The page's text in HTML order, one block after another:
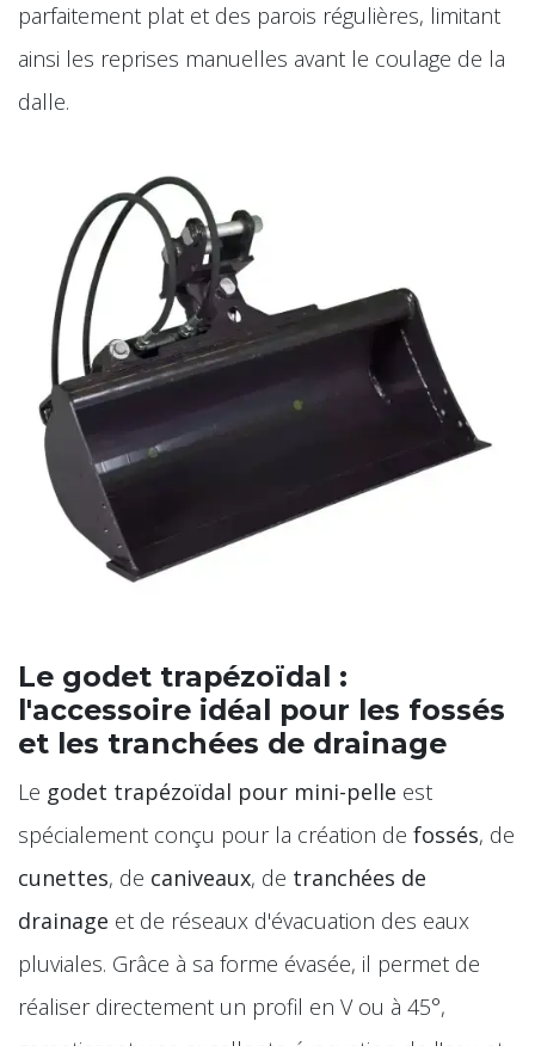
parfaitement plat et des parois régulières, limitant
ainsi les reprises manuelles avant le coulage de la
dalle.
Le godet trapézoïdal :
l'accessoire idéal pour les fossés
et les tranchées de drainage
Le godet trapézoïdal pour mini-pelle est
spécialement conçu pour la création de fossés, de
cunettes, de caniveaux, de tranchées de
drainage et de réseaux d'évacuation des eaux
pluviales. Grâce à sa forme évasée, il permet de
réaliser directement un profil en V ou à 45°,